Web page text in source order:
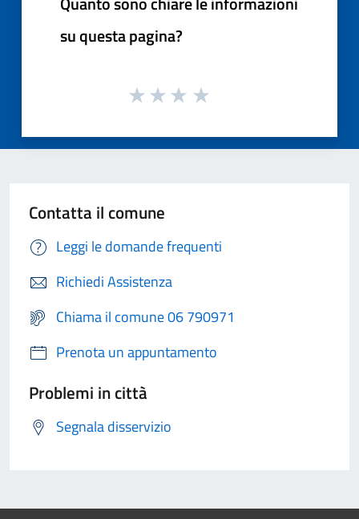
su questa pagina?
Contatta il comune
Leggi le domande frequenti
Richiedi Assistenza
Chiama il comune 06 790971
Prenota un appuntamento
Problemi in città
Segnala disservizio